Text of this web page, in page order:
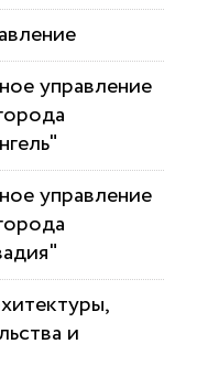
управление
управление
и